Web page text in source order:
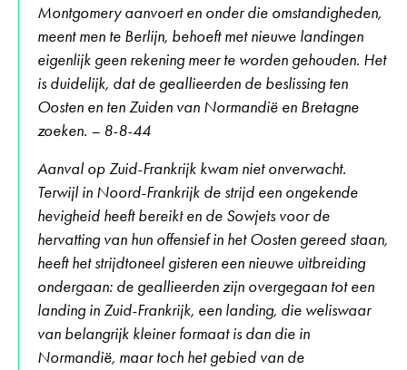
Montgomery aanvoert en onder die omstandigheden,
meent men te Berlijn, behoeft met nieuwe landingen
eigenlijk geen rekening meer te worden gehouden. Het
is duidelijk, dat de geallieerden de beslissing ten
Oosten en ten Zuiden van Normandië en Bretagne
zoeken. – 8-8-44
Aanval op Zuid-Frankrijk kwam niet onverwacht.
Terwijl in Noord-Frankrijk de strijd een ongekende
hevigheid heeft bereikt en de Sowjets voor de
hervatting van hun offensief in het Oosten gereed staan,
heeft het strijdtoneel gisteren een nieuwe uitbreiding
ondergaan: de geallieerden zijn overgegaan tot een
landing in Zuid-Frankrijk, een landing, die weliswaar
van belangrijk kleiner formaat is dan die in
Normandië, maar toch het gebied van de